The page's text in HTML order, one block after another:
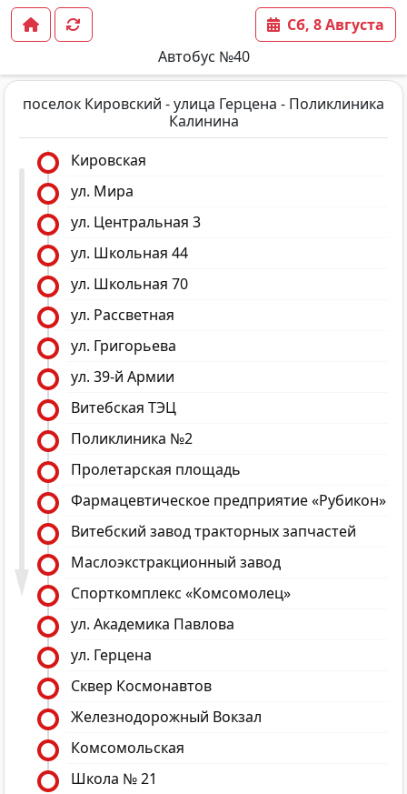
Автобус №40
Сб, 8 Августа
поселок Кировский - улица Герцена - Поликлиника
Калинина
Кировская
ул. Мира
ул. Центральная 3
ул. Школьная 44
ул. Школьная 70
ул. Рассветная
ул. Григорьева
ул. 39-й Армии
Витебская ТЭЦ
Поликлиника №2
Пролетарская площадь
Фармацевтическое предприятие «Рубикон»
Витебский завод тракторных запчастей
Маслоэкстракционный завод
Спорткомплекс «Комсомолец»
ул. Академика Павлова
ул. Герцена
Сквер Космонавтов
Железнодорожный Вокзал
Комсомольская
Школа № 21